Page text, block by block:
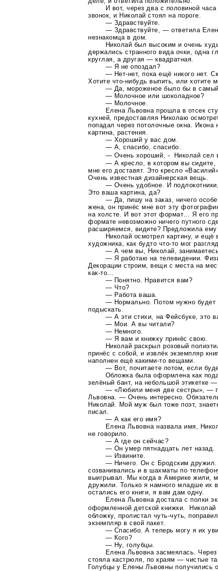
И вот, через два с половиной
звонок, и Николай стоял на пороге.
— Здравствуйте.
— Здравствуйте, — ответила
незнакомца в дом.
Николай был высоким и очень
держались странного вида очки, одна
круглая, а другая — квадратная.
— Я не опоздал?
— Нет-нет, пока ещё никого нет.
Хотите что-нибудь выпить, или хотите
— Да, мороженое было бы в
— Молочное или шоколадное?
— Молочное.
Елена Львовна прошла в отсек
кухней, предоставляя Николаю
попадал через потолочные окна. Икона
картина, растения.
— Хороший у вас дом.
— А, спасибо, спасибо.
— Очень хороший, - Николай сел
— А кресло, в котором вы
мне его доставят. Это кресло
Очень известная дизайнерская вещь.
— Очень удобное. И
Это ваша картина, да?
— Да, пишу на заказ, ничего
жена, он принёс мне вот эту
на холсте. И вот этот формат… Я его
формате невозможно ничего путного
расширяемся, видите? Предложила ему
Николай осмотрел картину, и
художника, как будто что-то мог
— А чем вы, Николай,
— Я работаю на телевидении.
Декорации строим, вещи с места на
как-то
— Понятно. Нравится вам?
— Что?
— Работа ваша.
— Нормально. Потом нужно будет
подыскать.
— А эти стихи, на Фейсбуке, это
— Мои. А вы читали?
— Немного.
— Я вам и книжку принёс свою.
Николай раскрыл розовый
принёс с собой, и извлёк экземпляр
наполнен ещё какими-то вещами.
— Вот, почитаете потом, если
Обложка была оформлена как
зелёный бант, на небольшой этикетке
— «Любили меня две сестры», —
Львовна. — Очень интересно.
Николай. Мой муж был тоже поэт,
писал.
— А как его имя?
Елена Львовна назвала имя,
не говорило.
— А где он сейчас?
— Он умер пятнадцать лет назад.
— Извините.
— Ничего. Он с Бродским
созванивались и в шахматы по
выигрывал. Мы когда в Америке жили,
дружили. Только я намного младше их
остались его книги, я вам дам одну.
Елена Львовна достала с полки
оформленной детской книжки. Николай
обложку, пролистал чуть-чуть ,
экземпляр в свой пакет.
— Спасибо. А теперь могу я их
— Кого?
— Ну, голубцы.
Елена Львовна засмеялась.
стояла кастрюля, по краям — чистые
Голубцы у Елены Львовны получились